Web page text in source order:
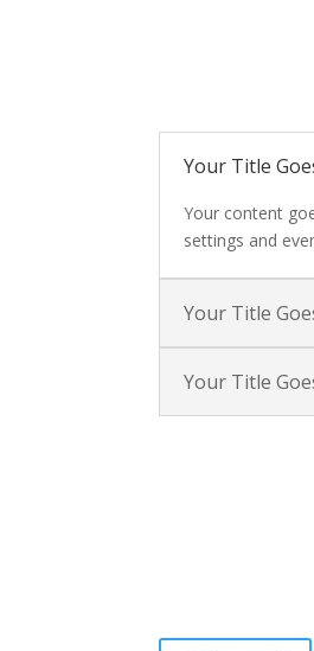
Your Title
Your content
settings and
Your Title
Your Title